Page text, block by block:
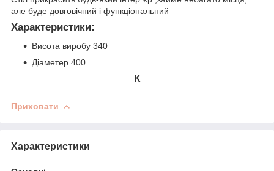
але буде довговічний і функціональний
Характеристики:
Висота виробу 340
Діаметер 400
К
Приховати
Характеристики